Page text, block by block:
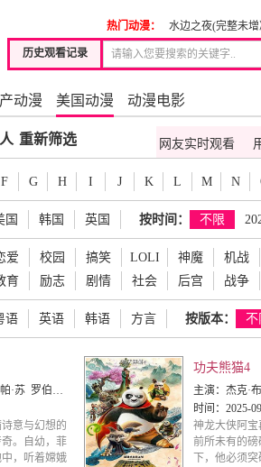
历史观看记录
热门动漫： 水边之夜(完整未
动漫 美国动漫 动漫电影
重新筛选 网友实时观看
F G H I J K L M N
国 韩国 英国 按时间： 不限
爱 校园 搞笑 LOLI 神魔 机战
育 励志 剧情 社会 后宫 战争
语 英语 韩语 方言 按版本： 不
郑肯 约翰·赵 吴珊卓
意与幻想的
。自幼，菲
，听着嫦娥
功夫熊猫4
主演： 杰克·布莱克 奥卡菲娜 维奥拉·
时间： 2025-
神龙大侠阿
前所未有的
下，他必须